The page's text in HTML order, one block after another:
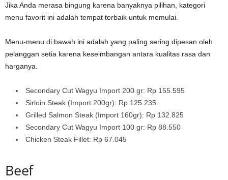
Jika Anda merasa bingung karena banyaknya pilihan, kategori
menu favorit ini adalah tempat terbaik untuk memulai.
Menu-menu di bawah ini adalah yang paling sering dipesan oleh
pelanggan setia karena keseimbangan antara kualitas rasa dan
harganya.
Secondary Cut Wagyu Import 200 gr: Rp 155.595
Sirloin Steak (Import 200gr): Rp 125.235
Grilled Salmon Steak (Import 160gr): Rp 132.825
Secondary Cut Wagyu Import 100 gr: Rp 88.550
Chicken Steak Fillet: Rp 67.045
Beef